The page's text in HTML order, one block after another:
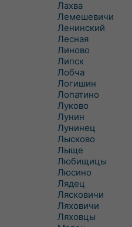
Лахва
Лемешевичи
Ленинский
Лесная
Линово
Липск
Лобча
Логишин
Лопатино
Луково
Лунин
Лунинец
Лысково
Лыще
Любищицы
Люсино
Лядец
Лясковичи
Ляховичи
Ляховцы